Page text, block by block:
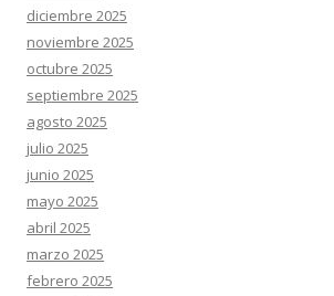
diciembre 2025
noviembre 2025
octubre 2025
septiembre 2025
agosto 2025
julio 2025
junio 2025
mayo 2025
abril 2025
marzo 2025
febrero 2025